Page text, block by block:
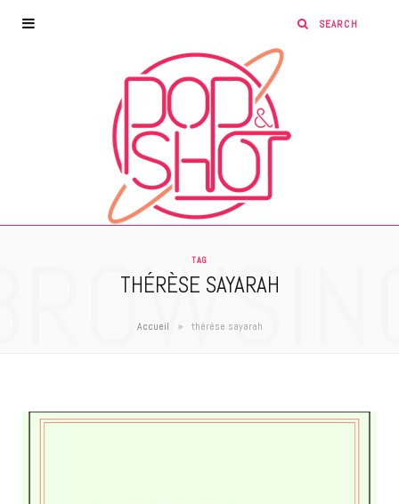
TAG
THÉRÈSE SAYARAH
Accueil » thérèse sayarah